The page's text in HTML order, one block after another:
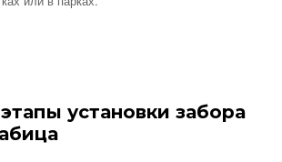
установки забора